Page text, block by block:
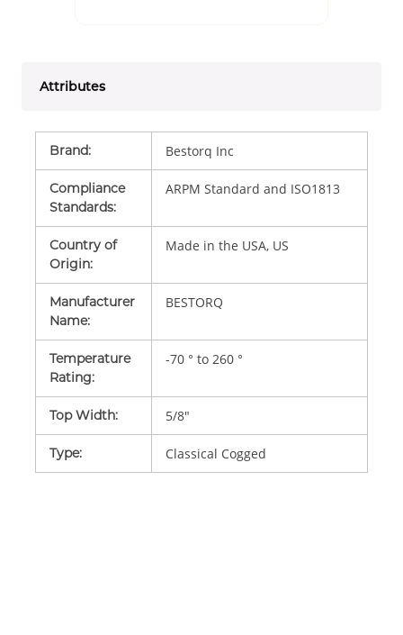
Attributes
Brand: Bestorq Inc
Compliance
Standards:
ARPM Standard and ISO1813
Country of
Origin:
Made in the USA, US
Manufacturer
Name:
BESTORQ
Temperature
Rating:
-70 ° to 260 °
Top Width: 5/8"
Type: Classical Cogged